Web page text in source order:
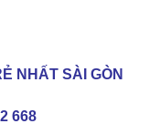
NHẤT SÀI GÒN
668